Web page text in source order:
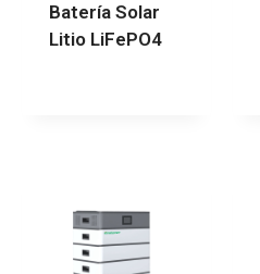
Batería Solar
Litio LiFePO4